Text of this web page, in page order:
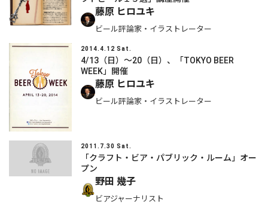
藤原 ヒロユキ
ビール評論家・イラストレーター
2014.4.12 Sat.
4/13（日）～20（日）、「TOKYO BEER
WEEK」開催
藤原 ヒロユキ
ビール評論家・イラストレーター
2011.7.30 Sat.
「クラフト・ビア・パブリック・ルーム」オー
プン
野田 幾子
ビアジャーナリスト